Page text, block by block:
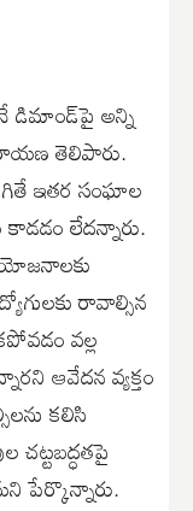
డిమాండ్‌పై అన్ని
తెలిపారు.
ఇతర సంఘాల
కాడడం లేదన్నారు.
రావాల్సిన
వల్ల
ఆవేదన వ్యక్తం
కలిసి
చట్టబద్ధతపై
పేర్కొన్నారు.